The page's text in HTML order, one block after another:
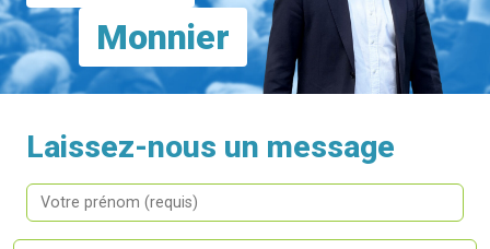
Monnier
Laissez-nous un message